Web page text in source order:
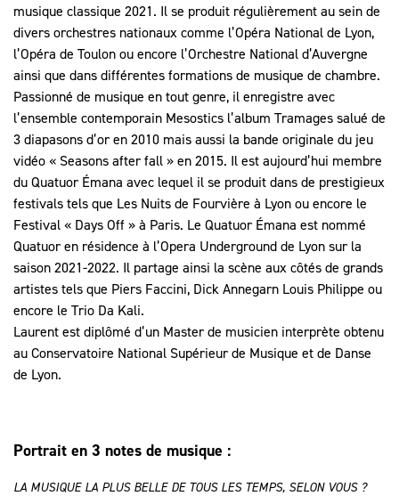
musique classique 2021. Il se produit régulièrement au sein de
divers orchestres nationaux comme l’Opéra National de Lyon,
l’Opéra de Toulon ou encore l’Orchestre National d’Auvergne
ainsi que dans différentes formations de musique de chambre.
Passionné de musique en tout genre, il enregistre avec
l’ensemble contemporain Mesostics l’album Tramages salué de
3 diapasons d’or en 2010 mais aussi la bande originale du jeu
vidéo « Seasons after fall » en 2015. Il est aujourd’hui membre
du Quatuor Émana avec lequel il se produit dans de prestigieux
festivals tels que Les Nuits de Fourvière à Lyon ou encore le
Festival « Days Off » à Paris. Le Quatuor Émana est nommé
Quatuor en résidence à l’Opera Underground de Lyon sur la
saison 2021-2022. Il partage ainsi la scène aux côtés de grands
artistes tels que Piers Faccini, Dick Annegarn Louis Philippe ou
encore le Trio Da Kali.
Laurent est diplômé d’un Master de musicien interprète obtenu
au Conservatoire National Supérieur de Musique et de Danse
de Lyon.
Portrait en 3 notes de musique :
LA MUSIQUE LA PLUS BELLE DE TOUS LES TEMPS, SELON VOUS ?